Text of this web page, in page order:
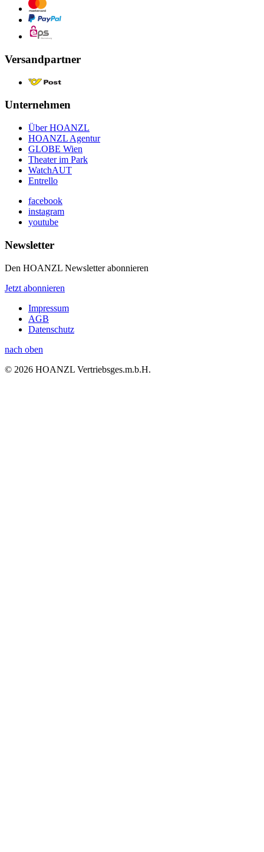
Versandpartner
Unternehmen
Über HOANZL
HOANZL Agentur
GLOBE Wien
Theater im Park
WatchAUT
Entrello
facebook
instagram
youtube
Newsletter
Den HOANZL Newsletter abonnieren
Jetzt abonnieren
Impressum
AGB
Datenschutz
nach oben
© 2026 HOANZL Vertriebsges.m.b.H.